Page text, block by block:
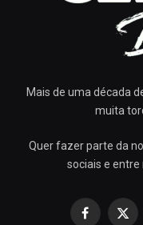
Mais de uma década
muita
Quer fazer parte da
sociais e entre
Facebook
X